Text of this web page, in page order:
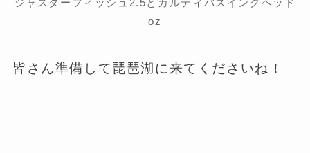
ジャスターフィッシュ2.5とカルティバスイングヘッド
oz
皆さん準備して琵琶湖に来てくださいね！